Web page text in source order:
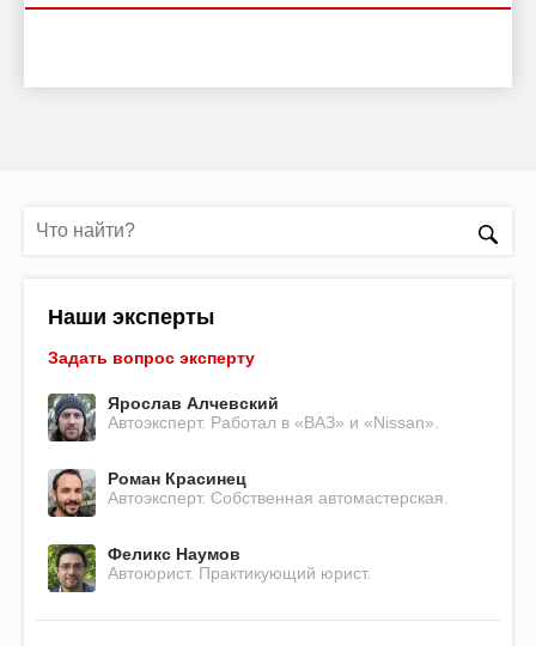
Наши эксперты
Задать вопрос эксперту
Ярослав Алчевский
Автоэксперт. Работал в «ВАЗ» и «Nissan».
Роман Красинец
Автоэксперт. Собственная автомастерская.
Феликс Наумов
Автоюрист. Практикующий юрист.